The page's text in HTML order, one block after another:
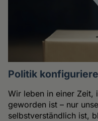
Politik
Wir leben in einer
geworden ist – nur
selbstverständlich ist,